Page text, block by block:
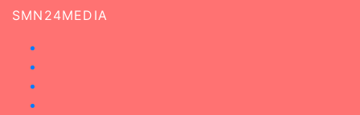
SMN24MEDIA